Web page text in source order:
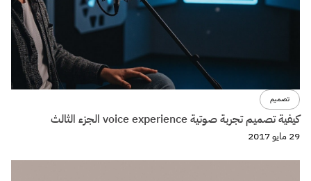
تصميم
كيفية تصميم تجربة صوتية voice experience الجزء الثالث
29 مايو 2017